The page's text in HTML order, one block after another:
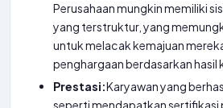
Perusahaan mungkin memiliki
yang terstruktur, yang
untuk melacak kemajuan
penghargaan berdasarkan hasil
Prestasi:Karyawan yang
seperti mendapatkan